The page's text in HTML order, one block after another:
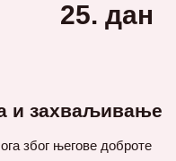
25. дан
и захваљивање
због његове доброте